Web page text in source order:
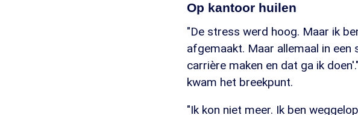
Op kantoor huilen
"De stress werd hoog. Maar ik
afgemaakt. Maar allemaal in
carrière maken en dat ga ik
kwam het breekpunt.
"Ik kon niet meer. Ik ben